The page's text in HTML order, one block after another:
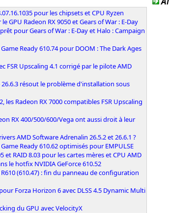
pour les chipsets et CPU Ryzen
GPU Radeon RX 9050 et Gears of War : E-Day
pour Gears of War : E-Day et Halo : Campaign
Ready 610.74 pour DOOM : The Dark Ages
FSR Upscaling 4.1 corrigé par le pilote AMD
résout le problème d'installation sous
les Radeon RX 7000 compatibles FSR Upscaling
RX 400/500/600/Vega ont aussi droit à leur
AMD Software Adrenalin 26.5.2 et 26.6.1 ?
Ready 610.62 optimisés pour EMPULSE
et RAID 8.03 pour les cartes mères et CPU AMD
le hotfix NVIDIA GeForce 610.52
(610.47) : fin du panneau de configuration
Forza Horizon 6 avec DLSS 4.5 Dynamic Multi
du GPU avec VelocityX